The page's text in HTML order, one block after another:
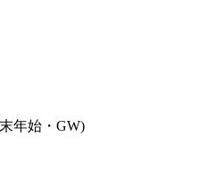
年始・GW)